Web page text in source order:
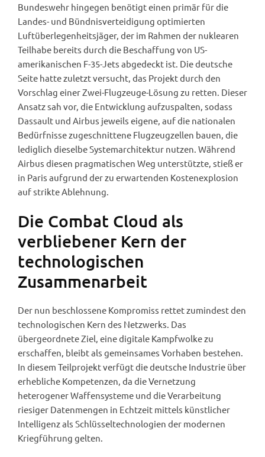
Bundeswehr hingegen benötigt einen primär für die
Landes- und Bündnisverteidigung optimierten
Luftüberlegenheitsjäger, der im Rahmen der nuklearen
Teilhabe bereits durch die Beschaffung von US-
amerikanischen F-35-Jets abgedeckt ist. Die deutsche
Seite hatte zuletzt versucht, das Projekt durch den
Vorschlag einer Zwei-Flugzeuge-Lösung zu retten. Dieser
Ansatz sah vor, die Entwicklung aufzuspalten, sodass
Dassault und Airbus jeweils eigene, auf die nationalen
Bedürfnisse zugeschnittene Flugzeugzellen bauen, die
lediglich dieselbe Systemarchitektur nutzen. Während
Airbus diesen pragmatischen Weg unterstützte, stieß er
in Paris aufgrund der zu erwartenden Kostenexplosion
auf strikte Ablehnung.
Die Combat Cloud als
verbliebener Kern der
technologischen
Zusammenarbeit
Der nun beschlossene Kompromiss rettet zumindest den
technologischen Kern des Netzwerks. Das
übergeordnete Ziel, eine digitale Kampfwolke zu
erschaffen, bleibt als gemeinsames Vorhaben bestehen.
In diesem Teilprojekt verfügt die deutsche Industrie über
erhebliche Kompetenzen, da die Vernetzung
heterogener Waffensysteme und die Verarbeitung
riesiger Datenmengen in Echtzeit mittels künstlicher
Intelligenz als Schlüsseltechnologien der modernen
Kriegführung gelten.